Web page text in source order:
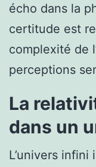
écho dans la
certitude est
complexité de
perceptions
La
dans un
L’univers